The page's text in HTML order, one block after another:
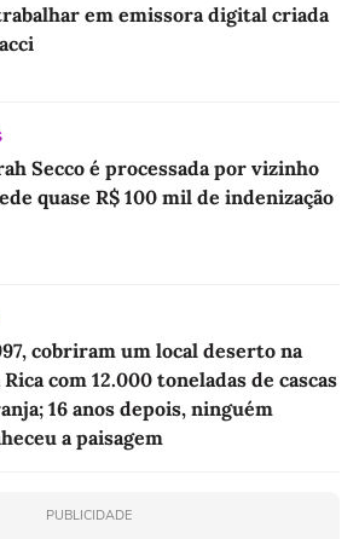
em emissora digital criada
Secco é processada por vizinho
quase R$ 100 mil de indenização
cobriram um local deserto na
com 12.000 toneladas de cascas
16 anos depois, ninguém
a paisagem
PUBLICIDADE